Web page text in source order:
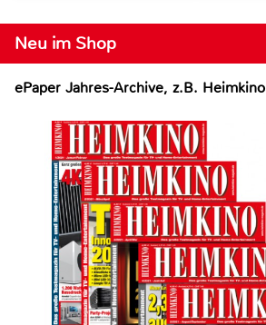
Neu im Shop
ePaper Jahres-Archive, z.B. Heimkino